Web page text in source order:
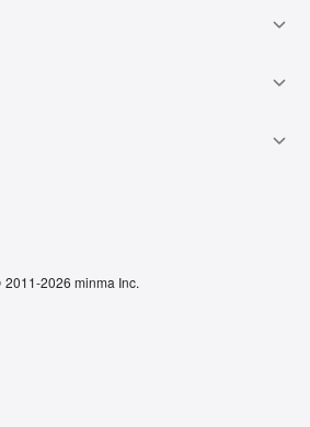
2011-2026 minma Inc.